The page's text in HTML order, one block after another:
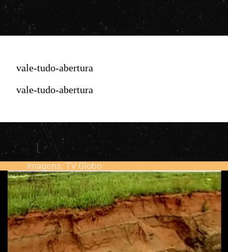
vale-tudo-abertura
vale-tudo-abertura
Imagens: TV Globo